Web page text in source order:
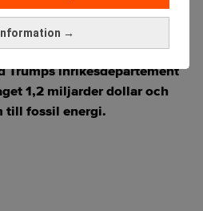
→
lägger ner sina
i USA efter en
Trumps inrikesdepartement
1,2 miljarder dollar och
till fossil energi.